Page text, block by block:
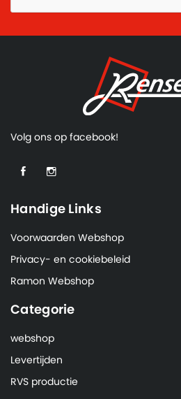
Volg ons op facebook!
Handige Links
Voorwaarden Webshop
Privacy- en cookiebeleid
Ramon Webshop
Categorie
webshop
Levertijden
RVS productie